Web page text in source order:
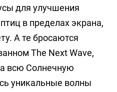
для улучшения
в пределах экрана,
А те бросаются
The Next Wave,
всю Солнечную
уникальные волны